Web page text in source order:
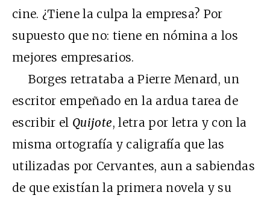
cine. ¿Tiene la culpa la empresa? Por
supuesto que no: tiene en nómina a los
mejores empresarios.
Borges retrataba a Pierre Menard, un
escritor empeñado en la ardua tarea de
escribir el Quijote, letra por letra y con la
misma ortografía y caligrafía que las
utilizadas por Cervantes, aun a sabiendas
de que existían la primera novela y su